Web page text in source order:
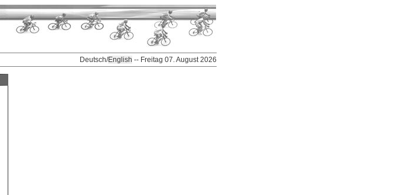
Deutsch/English -- Freitag 07. August 2026